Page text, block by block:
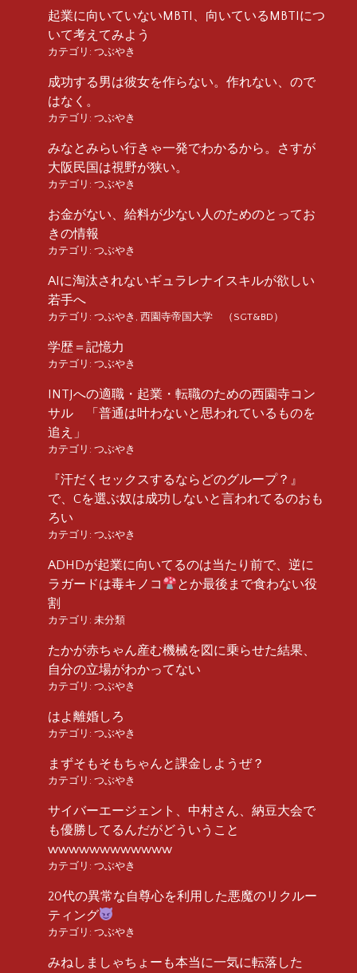
起業に向いていないMBTI、向いているMBTIにつ
いて考えてみよう
カテゴリ: つぶやき
成功する男は彼女を作らない。作れない、ので
はなく。
カテゴリ: つぶやき
みなとみらい行きゃ一発でわかるから。さすが
大阪民国は視野が狭い。
カテゴリ: つぶやき
お金がない、給料が少ない人のためのとってお
きの情報
カテゴリ: つぶやき
AIに淘汰されないギュラレナイスキルが欲しい
若手へ
カテゴリ: つぶやき 西園寺帝国大学 （SGT&BD）
学歴＝記憶力
カテゴリ: つぶやき
INTJへの適職・起業・転職のための西園寺コン
サル 「普通は叶わないと思われているものを
追え」
カテゴリ: つぶやき
『汗だくセックスするならどのグループ？』
で、Cを選ぶ奴は成功しないと言われてるのおも
ろい
カテゴリ: つぶやき
ADHDが起業に向いてるのは当たり前で、逆に
ラガードは毒キノコ
とか最後まで食わない役
割
カテゴリ: 未分類
たかが赤ちゃん産む機械を図に乗らせた結果、
自分の立場がわかってない
カテゴリ: つぶやき
はよ離婚しろ
カテゴリ: つぶやき
まずそもそもちゃんと課金しようぜ？
カテゴリ: つぶやき
サイバーエージェント、中村さん、納豆大会で
も優勝してるんだがどういうこと
wwwwwwwwwwww
カテゴリ: つぶやき
20代の異常な自尊心を利用した悪魔のリクルー
ティング
カテゴリ: つぶやき
みねしましゃちょーも本当に一気に転落した